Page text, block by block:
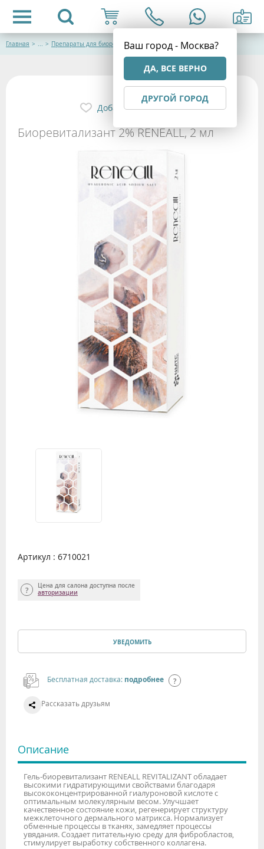
Ваш город - Москва?
ДА, ВСЕ ВЕРНО
ДРУГОЙ ГОРОД
Главная > ... > Препараты для биоревитализации
Биоревитализант 2% RENEALL, 2 мл
Добавить в избранное
Артикул : 6710021
Цена для салона доступна после
авторизации
УВЕДОМИТЬ
Бесплатная доставка: подробнее
Рассказать друзьям
Описание
Гель-биоревитализант RENEALL REVITALIZANT обладает
высокими гидратирующими свойствами благодаря
высококонцентрированной гиалуроновой кислоте с
оптимальным молекулярным весом. Улучшает
качественное состояние кожи, регенерирует структуру
межклеточного дермального матрикса. Нормализует
обменные процессы в тканях, замедляет процессы
увядания. Создает питательную среду для фибробластов,
стимулирует выработку собственного коллагена.